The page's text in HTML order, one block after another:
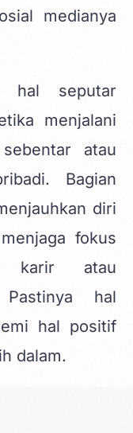
medianya
hal seputar
menjalani
atau
Bagian
diri
fokus
karir atau
Pastinya hal
hal positif
dalam.